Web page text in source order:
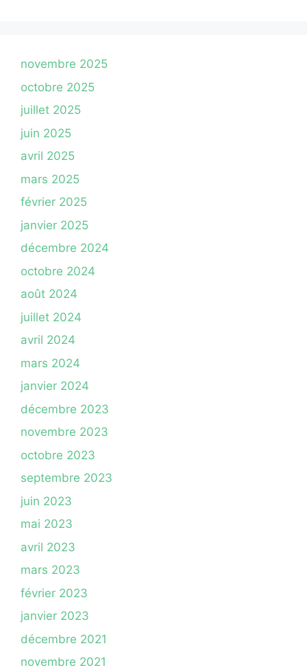
novembre 2025
octobre 2025
juillet 2025
juin 2025
avril 2025
mars 2025
février 2025
janvier 2025
décembre 2024
octobre 2024
août 2024
juillet 2024
avril 2024
mars 2024
janvier 2024
décembre 2023
novembre 2023
octobre 2023
septembre 2023
juin 2023
mai 2023
avril 2023
mars 2023
février 2023
janvier 2023
décembre 2021
novembre 2021